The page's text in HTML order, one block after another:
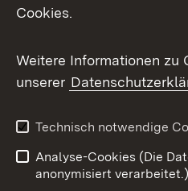
Messenger
Social Wall
X / Twitter
Youtube
Cookies.
Weitere Informationen zu
unserer
Technisch notwendige
Analyse-Cookies (Die
anonymisiert verarbeitet.)